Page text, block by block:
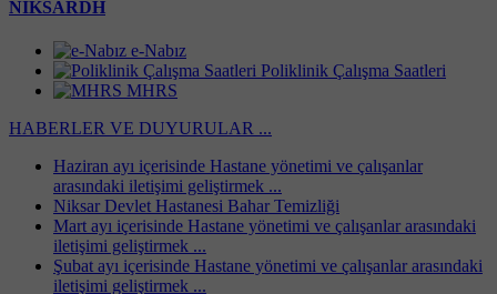
NİKSARDH
e-Nabız
Poliklinik Çalışma Saatleri
MHRS
HABERLER VE DUYURULAR ...
Haziran ayı içerisinde Hastane yönetimi ve çalışanlar
arasındaki iletişimi geliştirmek ...
Niksar Devlet Hastanesi Bahar Temizliği
Mart ayı içerisinde Hastane yönetimi ve çalışanlar arasındaki
iletişimi geliştirmek ...
Şubat ayı içerisinde Hastane yönetimi ve çalışanlar arasındaki
iletişimi geliştirmek ...